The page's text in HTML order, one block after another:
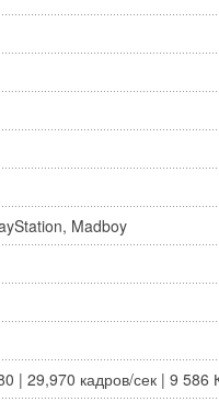
Madboy
| 29,970 кадров/сек | 9 586